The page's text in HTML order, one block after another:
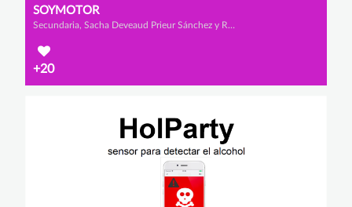
SOYMOTOR
Secundaria, Sacha Deveaud Prieur Sánchez y Raúl Martínez Serrador
+20